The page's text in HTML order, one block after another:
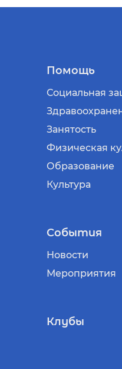
Помощь
Социальная
Занятость
Физическая
Образование
Культура
События
Новости
Мероприятия
Клубы